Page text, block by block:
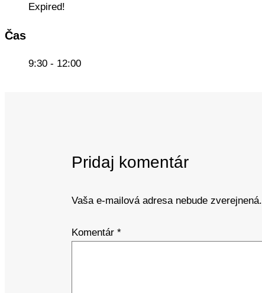
Expired!
Čas
9:30 - 12:00
Pridaj komentár
Vaša e-mailová adresa nebude zverejnená.
Komentár*